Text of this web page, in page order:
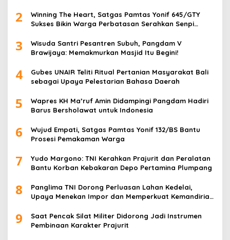
2
Winning The Heart, Satgas Pamtas Yonif 645/GTY
Sukses Bikin Warga Perbatasan Serahkan Senpi
3
Wisuda Santri Pesantren Subuh, Pangdam V
Brawijaya: Memakmurkan Masjid Itu Begini!
4
Gubes UNAIR Teliti Ritual Pertanian Masyarakat Bali
sebagai Upaya Pelestarian Bahasa Daerah
5
Wapres KH Ma’ruf Amin Didampingi Pangdam Hadiri
Barus Bersholawat untuk Indonesia
6
Wujud Empati, Satgas Pamtas Yonif 132/BS Bantu
Prosesi Pemakaman Warga
7
Yudo Margono: TNI Kerahkan Prajurit dan Peralatan
Bantu Korban Kebakaran Depo Pertamina Plumpang
8
Panglima TNI Dorong Perluasan Lahan Kedelai,
Upaya Menekan Impor dan Memperkuat Kemandirian
9
Saat Pencak Silat Militer Didorong Jadi Instrumen
Pembinaan Karakter Prajurit